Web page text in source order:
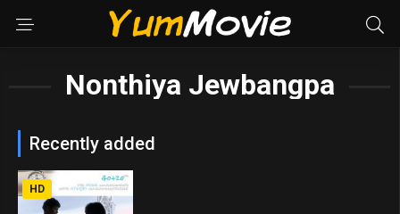
Nonthiya Jewbangpa
Recently added
HD